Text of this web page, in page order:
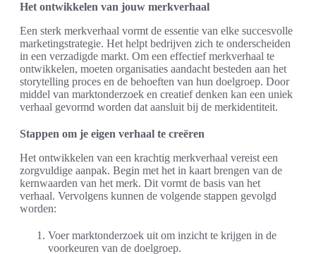
Het ontwikkelen van jouw merkverhaal
Een sterk merkverhaal vormt de essentie van elke succesvolle
marketingstrategie. Het helpt bedrijven zich te onderscheiden
in een verzadigde markt. Om een effectief merkverhaal te
ontwikkelen, moeten organisaties aandacht besteden aan het
storytelling proces en de behoeften van hun doelgroep. Door
middel van marktonderzoek en creatief denken kan een uniek
verhaal gevormd worden dat aansluit bij de merkidentiteit.
Stappen om je eigen verhaal te creëren
Het ontwikkelen van een krachtig merkverhaal vereist een
zorgvuldige aanpak. Begin met het in kaart brengen van de
kernwaarden van het merk. Dit vormt de basis van het
verhaal. Vervolgens kunnen de volgende stappen gevolgd
worden:
Voer marktonderzoek uit om inzicht te krijgen in de
voorkeuren van de doelgroep.